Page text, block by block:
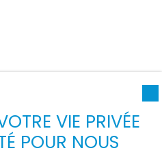
VIE PRIVÉE
POUR NOUS